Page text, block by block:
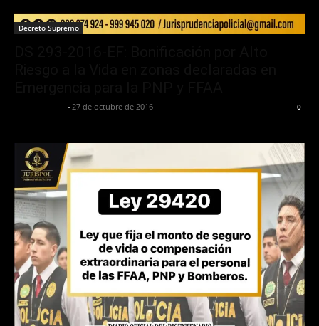
Decreto Supremo
- 27 de octubre de 2016 0